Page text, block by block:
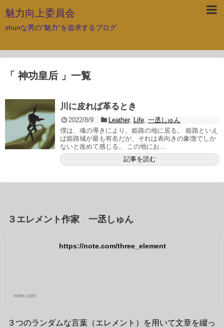
魅力向上委員会
shunな男の"魅力"を追求するブログ
「 神功皇后 」一覧
川に皮れば革るとき
2022/8/9 Leather, Life, 一丞しゅん
僕は、魂の導きにより、姫路の地に居る。 姫路といえ
ば姫路城が最も有名だが、それは表向きの象徴でしか
ないと改めて感じる。 この地にお...
記事を読む
３エレメント作家 一丞しゅん
https://note.com/three_element
note.com
３つのランダムな言葉（エレメント）を用いて文章を綴っ